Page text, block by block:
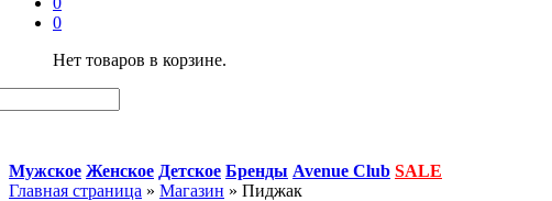
0
Нет товаров в корзине.
Мужское Женское Детское Бренды Avenue Club SALE
Главная страница » Магазин » Пиджак